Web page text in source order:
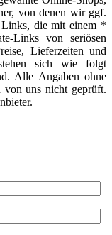
von denen wir ggf.
Links, die mit einem *
Links von seriösen
Lieferzeiten und
sich wie folgt
Alle Angaben ohne
uns nicht geprüft.